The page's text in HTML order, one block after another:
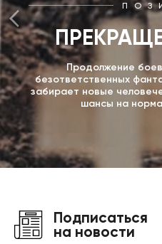
Продолжение
безответственных
забирает новые
шансы на
Подписаться
на новости